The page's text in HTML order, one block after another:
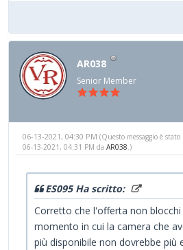
AR038
Senior Member
06-13-2021, 04:30 PM (Questo messaggio è
06-13-2021, 04:31 PM da AR038.)
ES095 Ha scritto:
Corretto che l'offerta non
momento in cui la camera che
più disponibile non dovrebbe più